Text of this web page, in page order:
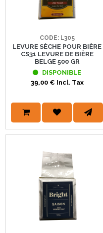
CODE: L305
LEVURE SÈCHE POUR BIÈRE
CS31 LEVURE DE BIÈRE
BELGE 500 GR
DISPONIBLE
39,00 € Incl. Tax